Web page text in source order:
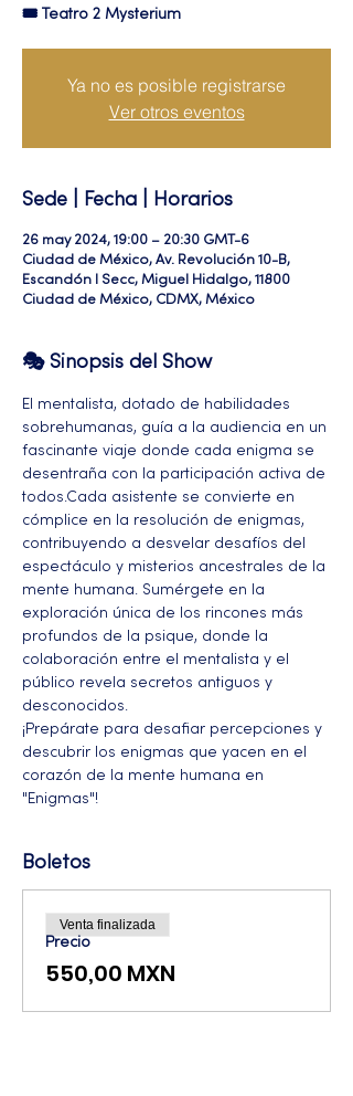
🎟 Teatro 2 Mysterium
Ya no es posible registrarse
Ver otros eventos
Sede | Fecha | Horarios
26 may 2024, 19:00 – 20:30 GMT-6
Ciudad de México, Av. Revolución 10-B,
Escandón I Secc, Miguel Hidalgo, 11800
Ciudad de México, CDMX, México
🎭 Sinopsis del Show
El mentalista, dotado de habilidades
sobrehumanas, guía a la audiencia en un
fascinante viaje donde cada enigma se
desentraña con la participación activa de
todos.Cada asistente se convierte en
cómplice en la resolución de enigmas,
contribuyendo a desvelar desafíos del
espectáculo y misterios ancestrales de la
mente humana. Sumérgete en la
exploración única de los rincones más
profundos de la psique, donde la
colaboración entre el mentalista y el
público revela secretos antiguos y
desconocidos.
¡Prepárate para desafiar percepciones y
descubrir los enigmas que yacen en el
corazón de la mente humana en
"Enigmas"!
Boletos
Precio
550,00 MXN
Venta finalizada